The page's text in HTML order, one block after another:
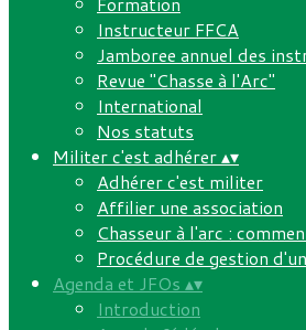
Instructeur FFCA
Jamboree annuel des
Revue "Chasse à l'Arc"
International
Nos statuts
Militer c'est adhérer▴▾
Adhérer c'est militer
Affilier une association
Chasseur à l'arc :
Procédure de gestion
Agenda et JFOs ▴▾
Introduction